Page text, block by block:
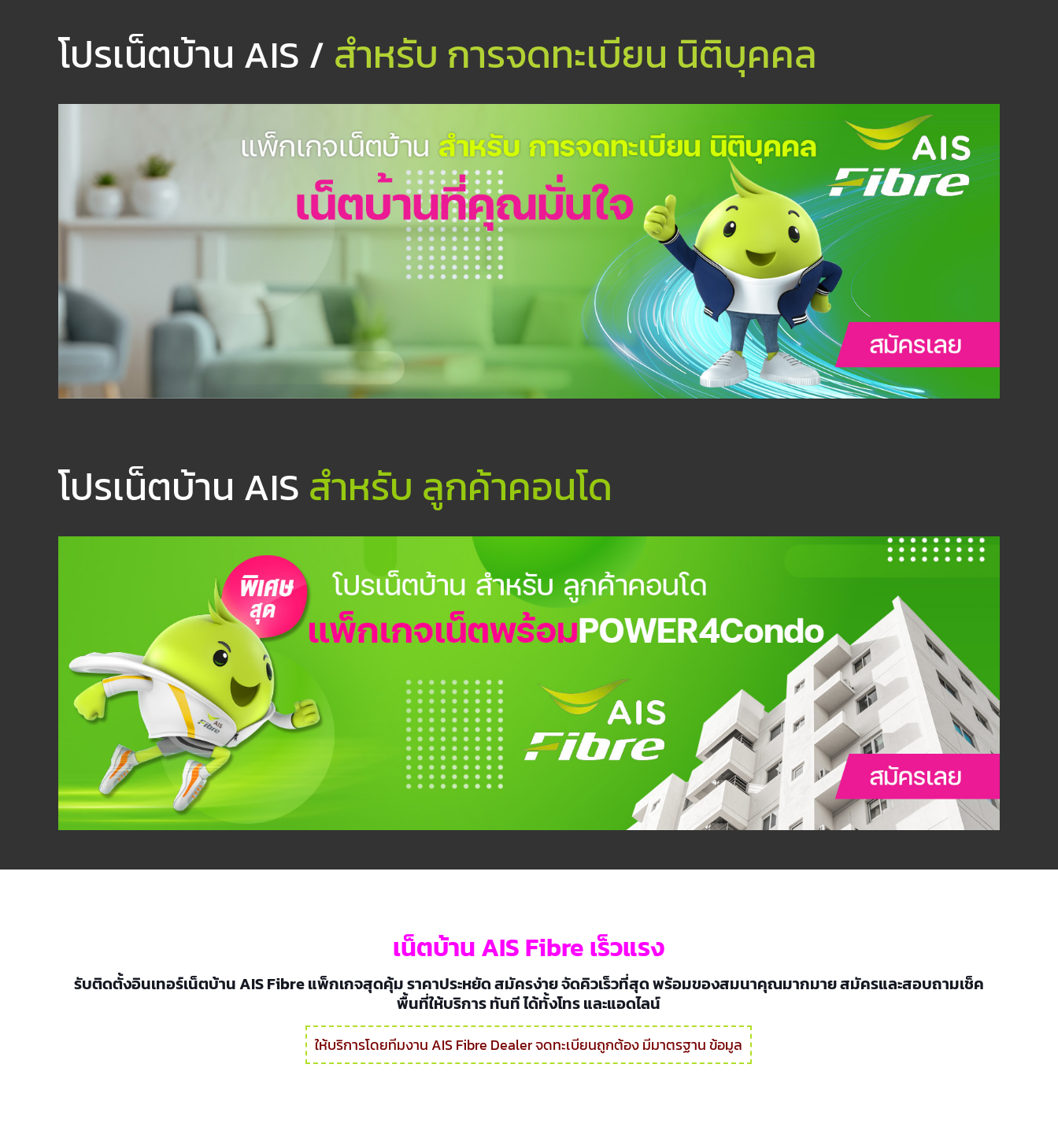
โปรเน็ตบ้าน AIS / สำหรับ การจดทะเบียน นิติบุคคล
โปรเน็ตบ้าน AIS สำหรับ ลูกค้าคอนโด
เน็ตบ้าน AIS Fibre เร็วแรง
รับติดตั้งอินเทอร์เน็ตบ้าน AIS Fibre แพ็กเกจสุดคุ้ม ราคาประหยัด สมัครง่าย จัดคิวเร็วที่สุด พร้อมของสมนาคุณมากมาย สมัครและสอบถามเช็ค
พื้นที่ให้บริการ ทันที ได้ทั้งโทร และแอดไลน์
ให้บริการโดยทีมงาน AIS Fibre Dealer จดทะเบียนถูกต้อง มีมาตรฐาน ข้อมูล